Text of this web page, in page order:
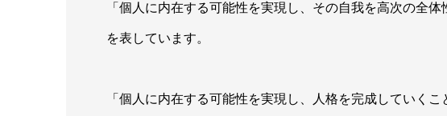
「個人に内在する可能性を実現し、その自我を高次の全体
を表しています。
「個人に内在する可能性を実現し、人格を完成していくこ